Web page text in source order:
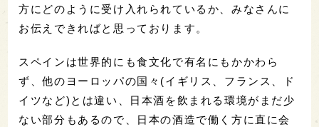
方にどのように受け入れられているか、みなさんに
お伝えできればと思っております。
スペインは世界的にも食文化で有名にもかかわら
ず、他のヨーロッパの国々(イギリス、フランス、ド
イツなど)とは違い、日本酒を飲まれる環境がまだ少
ない部分もあるので、日本の酒造で働く方に直に会